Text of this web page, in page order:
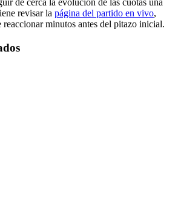
de cerca la evolución de las cuotas una
revisar la página del partido en vivo,
reaccionar minutos antes del pitazo inicial.